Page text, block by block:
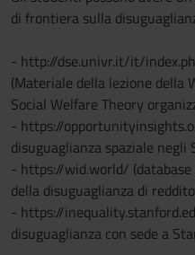
di frontiera sulla
- http://dse.univr.it/it/
(Materiale della lezione della
Social Welfare Theory
- https://
disuguaglianza spaziale negli
- https://wid.world/ (database
della disuguaglianza di
- https://
disuguaglianza con sede a